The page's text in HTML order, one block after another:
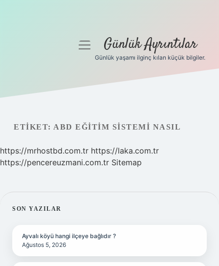
Gizlilik Politikası
menüyüGünlük Ayrıntılar
Günlük yaşamı ilginç kılan küçük bilgiler.
ETIKET: ABD EĞITIM SISTEMI NASIL
https://mrhostbd.com.tr https://laka.com.tr
https://pencereuzmani.com.tr Sitemap
SIDEBAR
SON YAZILAR
Ayvalı köyü hangi ilçeye bağlıdır ?
Ağustos 5, 2026